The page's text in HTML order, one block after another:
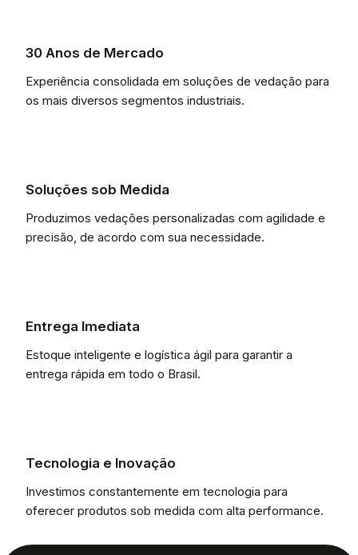
30 Anos de Mercado
Experiência consolidada em soluções de vedação para
os mais diversos segmentos industriais.
Soluções sob Medida
Produzimos vedações personalizadas com agilidade e
precisão, de acordo com sua necessidade.
Entrega Imediata
Estoque inteligente e logística ágil para garantir a
entrega rápida em todo o Brasil.
Tecnologia e Inovação
Investimos constantemente em tecnologia para
oferecer produtos sob medida com alta performance.